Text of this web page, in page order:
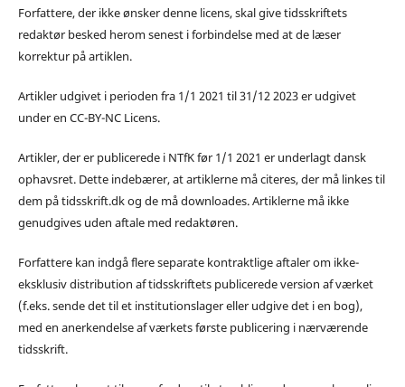
Forfattere, der ikke ønsker denne licens, skal give tidsskriftets
redaktør besked herom senest i forbindelse med at de læser
korrektur på artiklen.
Artikler udgivet i perioden fra 1/1 2021 til 31/12 2023 er udgivet
under en CC-BY-NC Licens.
Artikler, der er publicerede i NTfK før 1/1 2021 er underlagt dansk
ophavsret. Dette indebærer, at artiklerne må citeres, der må linkes til
dem på tidsskrift.dk og de må downloades. Artiklerne må ikke
genudgives uden aftale med redaktøren.
Forfattere kan indgå flere separate kontraktlige aftaler om ikke-
eksklusiv distribution af tidsskriftets publicerede version af værket
(f.eks. sende det til et institutionslager eller udgive det i en bog),
med en anerkendelse af værkets første publicering i nærværende
tidsskrift.